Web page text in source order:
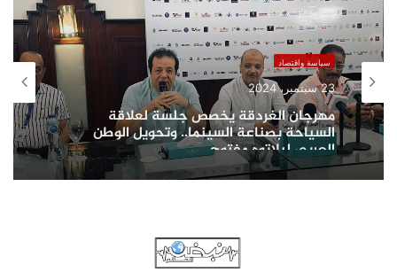
سياسة واقتصاد
23 سبتمبر، 2024
مهرجان الغردقة يخصص جلسة لعلاقة
السياحة بصناعة السينما.. وتحويل الوطن
العربي لبلاتوه مفتوح